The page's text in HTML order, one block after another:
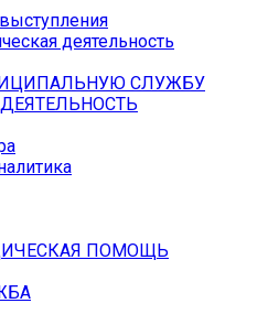
деятельность
СЛУЖБУ
ПОМОЩЬ